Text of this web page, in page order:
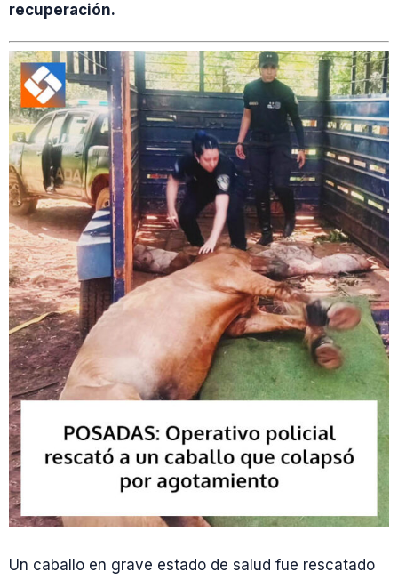
recuperación.
Un caballo en grave estado de salud fue rescatado